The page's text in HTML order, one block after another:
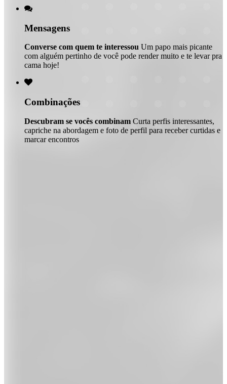

Mensagens
Converse com quem te interessou Um papo mais picante
com alguém pertinho de você pode render muito e te levar pra
cama hoje!

Combinações
Descubram se vocês combinam Curta perfis interessantes,
capriche na abordagem e foto de perfil para receber curtidas e
marcar encontros